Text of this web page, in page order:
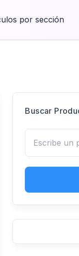
por sección
Buscar